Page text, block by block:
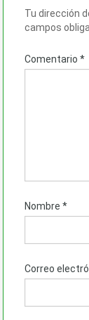
Tu dirección
campos
Comentario *
Nombre *
Correo